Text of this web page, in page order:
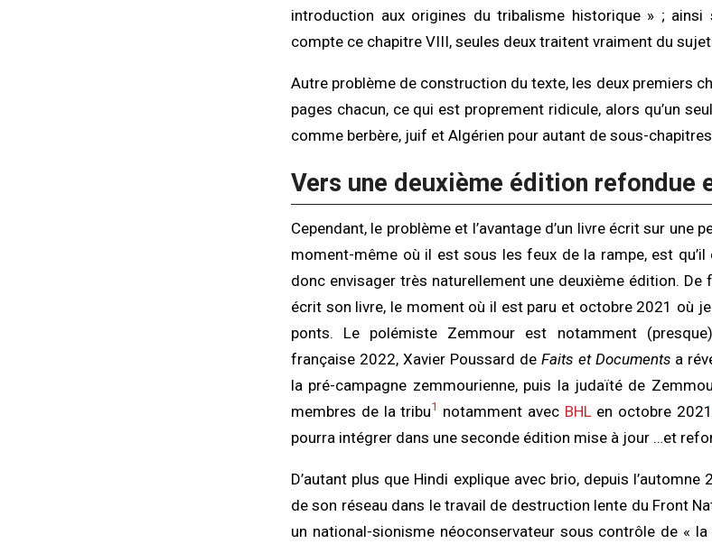
introduction aux origines du tribalisme historique » ; ainsi
compte ce chapitre VIII, seules deux traitent vraiment du
Autre problème de construction du texte, les deux premiers
pages chacun, ce qui est proprement ridicule, alors qu’un
comme berbère, juif et Algérien pour autant de sous-
Vers une deuxième édition refondue
Cependant, le problème et l’avantage d’un livre écrit sur une
moment-même où il est sous les feux de la rampe, est
donc envisager très naturellement une deuxième édition. De
écrit son livre, le moment où il est paru et octobre 2021 où je
ponts. Le polémiste Zemmour est notamment
française 2022, Xavier Poussard de Faits et Documents a
la pré-campagne zemmourienne, puis la judaïté de
membres de la tribu1 notamment avec BHL en octobre
pourra intégrer dans une seconde édition mise à jour …et
D’autant plus que Hindi explique avec brio, depuis
de son réseau dans le travail de destruction lente du Front
un national-sionisme néoconservateur sous contrôle de «